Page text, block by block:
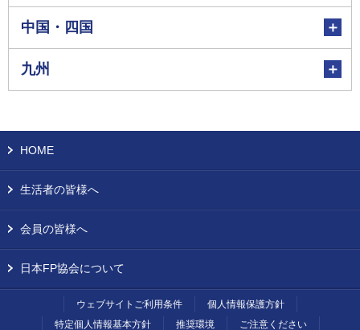
中国・四国
九州
HOME
生活者の皆様へ
会員の皆様へ
日本FP協会について
ウェブサイトご利用条件
個人情報保護方針
特定個人情報基本方針
推奨環境 ご注意ください